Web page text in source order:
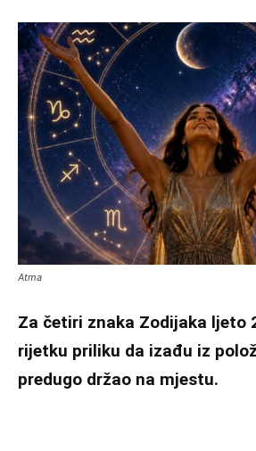
Atma
Za četiri znaka Zodijaka ljeto
rijetku priliku da izađu iz
predugo držao na mjestu.